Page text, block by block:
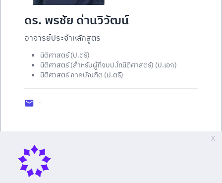
X
ดร. พรชัย ด่านวิวัฒน์
อาจารย์ประจำหลักสูตร
นิติศาสตร์ (ป.ตรี)
นิติศาสตร์ (สำหรับผู้ที่จบป.โทนิติศาสตร์) (ป.เอก)
นิติศาสตร์ ภาคบัณฑิต (ป.ตรี)
-